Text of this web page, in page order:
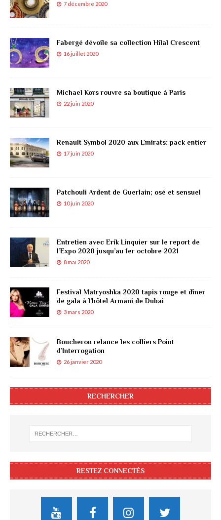
7 décembre 2020
Fabergé dévoile sa collection Hilal Crescent
16 juillet 2020
Michael Kors rouvre sa boutique à Paris
22 juin 2020
Renault Symbol 2020 aux Emirats: pack entier
17 juin 2020
Patchouli Ardent de Guerlain; osé et sensuel
10 juin 2020
Entretien avec Erik Linquier sur le report de
l’Expo 2020 jusqu’au 1er octobre 2021
8 mai 2020
Festival Matryoshka 2020 tapis rouge et dîner
de gala à l’hôtel Armani de Dubai
3 mars 2020
Boucheron relance les colliers Point
d’Interrogation
26 janvier 2020
RECHERCHER
RESTEZ CONNECTÉS